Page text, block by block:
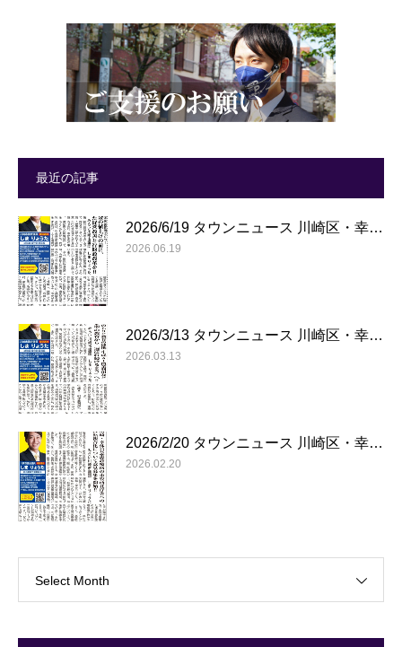
最近の記事
2026/6/19 タウンニュース 川崎区・幸…
2026.06.19
2026/3/13 タウンニュース 川崎区・幸…
2026.03.13
2026/2/20 タウンニュース 川崎区・幸…
2026.02.20
Select Month